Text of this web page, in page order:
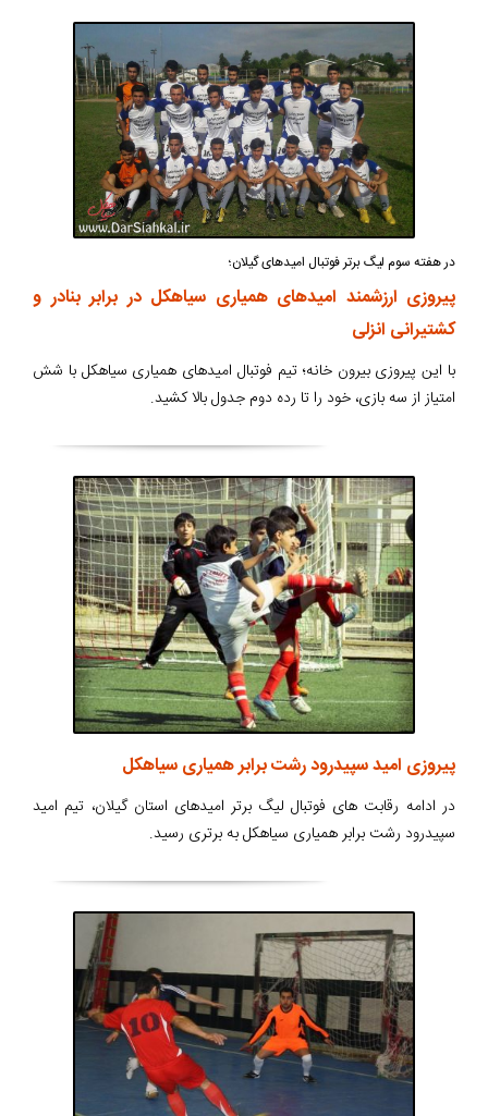
در هفته سوم لیگ برتر فوتبال امیدهای گیلان؛
پیروزی ارزشمند امیدهای همیاری سیاهکل در برابر بنادر و
کشتیرانی انزلی
با این پیروزی بیرون خانه؛ تیم فوتبال امیدهای همیاری سیاهکل با شش
امتیاز از سه بازی، خود را تا رده دوم جدول بالا کشید.
پیروزی امید سپیدرود رشت برابر همیاری سیاهکل
در ادامه رقابت های فوتبال لیگ برتر امیدهای استان گیلان، تیم امید
سپیدرود رشت برابر همیاری سیاهکل به برتری رسید.